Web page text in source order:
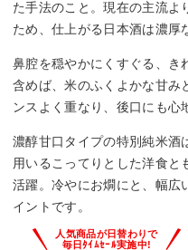
た手法のこと。現在の主流よ
ため、仕上がる日本酒は濃厚
鼻腔を穏やかにくすぐる、き
含めば、米のふくよかな甘み
ンスよく重なり、後口にも心
濃醇甘口タイプの特別純米酒
用いるこってりとした洋食と
活躍。冷やにお燗にと、幅広
イントです。